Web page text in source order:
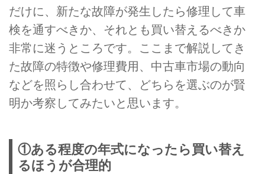
だけに、新たな故障が発生したら修理して車
検を通すべきか、それとも買い替えるべきか
非常に迷うところです。ここまで解説してき
た故障の特徴や修理費用、中古車市場の動向
などを照らし合わせて、どちらを選ぶのが賢
明か考察してみたいと思います。
①ある程度の年式になったら買い替え
るほうが合理的